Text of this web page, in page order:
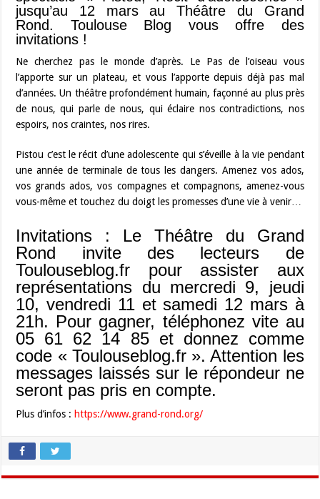
jusqu’au 12 mars au Théâtre du Grand
Rond. Toulouse Blog vous offre des
invitations !
Ne cherchez pas le monde d’après. Le Pas de l’oiseau vous
l’apporte sur un plateau, et vous l’apporte depuis déjà pas mal
d’années. Un théâtre profondément humain, façonné au plus près
de nous, qui parle de nous, qui éclaire nos contradictions, nos
espoirs, nos craintes, nos rires.
Pistou c’est le récit d’une adolescente qui s’éveille à la vie pendant
une année de terminale de tous les dangers. Amenez vos ados,
vos grands ados, vos compagnes et compagnons, amenez-vous
vous-même et touchez du doigt les promesses d’une vie à venir…
Invitations : Le Théâtre du Grand
Rond invite des lecteurs de
Toulouseblog.fr pour assister aux
représentations du mercredi 9, jeudi
10, vendredi 11 et samedi 12 mars à
21h. Pour gagner, téléphonez vite au
05 61 62 14 85 et donnez comme
code « Toulouseblog.fr ». Attention les
messages laissés sur le répondeur ne
seront pas pris en compte.
Plus d’infos : https://www.grand-rond.org/